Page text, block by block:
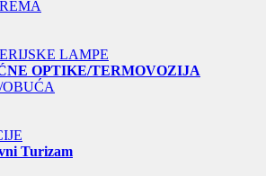
LAMPE
OPTIKE/TERMOVOZIJA
Turizam